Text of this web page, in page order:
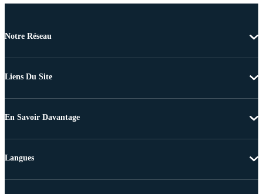
Notre Réseau
Liens Du Site
En Savoir Davantage
Langues